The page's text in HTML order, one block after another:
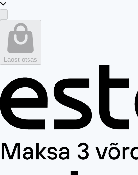
Laost otsas